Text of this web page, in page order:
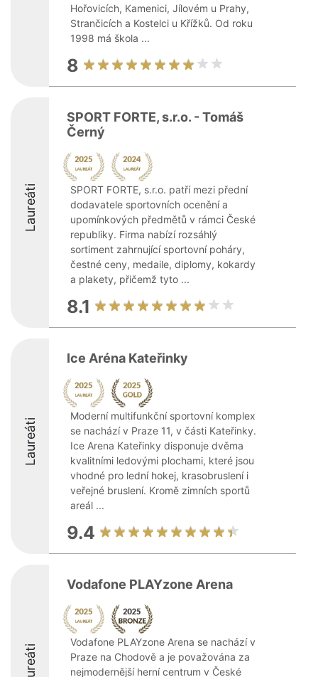
Hořovicích, Kamenici, Jílovém u Prahy,
Strančicích a Kostelci u Křížků. Od roku
1998 má škola ...
8
Laureáti
SPORT FORTE, s.r.o. - Tomáš
Černý
SPORT FORTE, s.r.o. patří mezi přední
dodavatele sportovních ocenění a
upomínkových předmětů v rámci České
republiky. Firma nabízí rozsáhlý
sortiment zahrnující sportovní poháry,
čestné ceny, medaile, diplomy, kokardy
a plakety, přičemž tyto ...
8.1
Laureáti
Ice Aréna Kateřinky
Moderní multifunkční sportovní komplex
se nachází v Praze 11, v části Kateřinky.
Ice Arena Kateřinky disponuje dvěma
kvalitními ledovými plochami, které jsou
vhodné pro lední hokej, krasobruslení i
veřejné bruslení. Kromě zimních sportů
areál ...
9.4
Vodafone PLAYzone Arena
Vodafone PLAYzone Arena se nachází v
Praze na Chodově a je považována za
nejmodernější herní centrum v České